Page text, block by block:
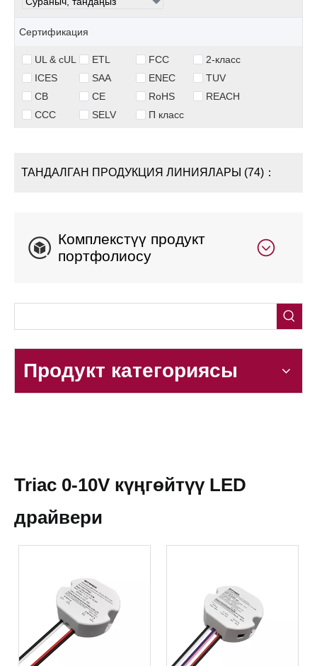
Сертификация
UL & cUL ETL FCC
2-класс
ICES
SAA ENEC
TUV
CB
CE RoHS
REACH
CCC
SELV П класс
ТАНДАЛГАН ПРОДУКЦИЯ ЛИНИЯЛАРЫ (74)：
Комплекстүү продукт
портфолиосу
Продукт категориясы
Triac 0-10V күңгөйтүү LED
драйвери